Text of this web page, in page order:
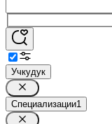
Учкудук
Специализации1